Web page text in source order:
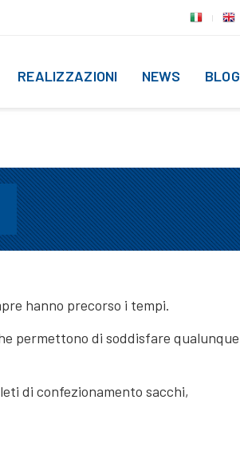
REALIZZAZIONI NEWS BLOG
hanno precorso i tempi.
permettono di soddisfare qualunque
di confezionamento sacchi,